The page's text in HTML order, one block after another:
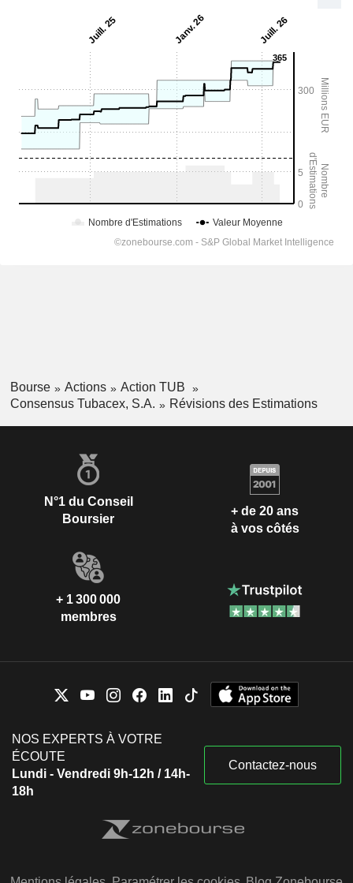
Bourse Actions
Action TUB
Consensus Tubacex, S.A.
Révisions des Estimations
N°1 du Conseil
Boursier
+ de 20 ans
à vos côtés
+ 1 300 000
membres
NOS EXPERTS À VOTRE
ÉCOUTE
Lundi - Vendredi 9h-12h / 14h-
18h
Contactez-nous